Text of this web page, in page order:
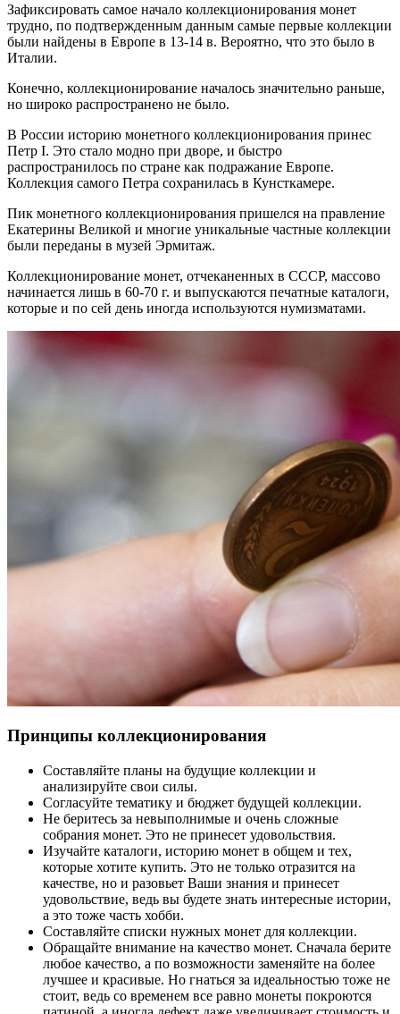
Зафиксировать самое начало коллекционирования монет
трудно, по подтвержденным данным самые первые коллекции
были найдены в Европе в 13-14 в. Вероятно, что это было в
Италии.
Конечно, коллекционирование началось значительно раньше,
но широко распространено не было.
В России историю монетного коллекционирования принес
Петр I. Это стало модно при дворе, и быстро
распространилось по стране как подражание Европе.
Коллекция самого Петра сохранилась в Кунсткамере.
Пик монетного коллекционирования пришелся на правление
Екатерины Великой и многие уникальные частные коллекции
были переданы в музей Эрмитаж.
Коллекционирование монет, отчеканенных в СССР, массово
начинается лишь в 60-70 г. и выпускаются печатные каталоги,
которые и по сей день иногда используются нумизматами.
Принципы коллекционирования
Составляйте планы на будущие коллекции и
анализируйте свои силы.
Согласуйте тематику и бюджет будущей коллекции.
Не беритесь за невыполнимые и очень сложные
собрания монет. Это не принесет удовольствия.
Изучайте каталоги, историю монет в общем и тех,
которые хотите купить. Это не только отразится на
качестве, но и разовьет Ваши знания и принесет
удовольствие, ведь вы будете знать интересные истории,
а это тоже часть хобби.
Составляйте списки нужных монет для коллекции.
Обращайте внимание на качество монет. Сначала берите
любое качество, а по возможности заменяйте на более
лучшее и красивые. Но гнаться за идеальностью тоже не
стоит, ведь со временем все равно монеты покроются